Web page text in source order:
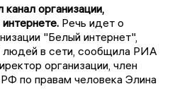
организации,
Речь идет о
"Белый интернет",
в сети, сообщила РИА
организации, член
по правам человека Элина